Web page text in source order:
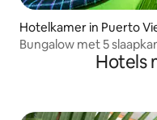
Hotelkamer in Puerto
Bungalow met 5
Hotels